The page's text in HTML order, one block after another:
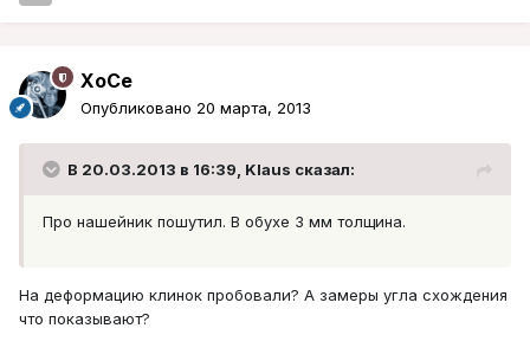
XoCe
Опубликовано 20 марта, 2013
В 20.03.2013 в 16:39, Klaus сказал:
Про нашейник пошутил. В обухе 3 мм толщина.
На деформацию клинок пробовали? А замеры угла схождения
что показывают?